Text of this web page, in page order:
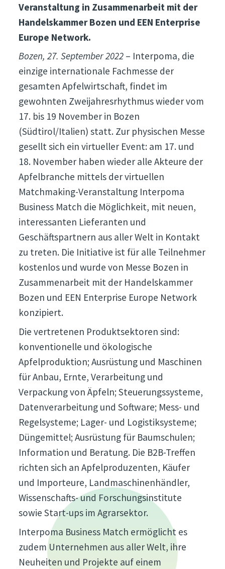
Veranstaltung in Zusammenarbeit mit der
Handelskammer Bozen und EEN Enterprise
Europe Network.
Bozen, 27. September 2022 – Interpoma, die
einzige internationale Fachmesse der
gesamten Apfelwirtschaft, findet im
gewohnten Zweijahresrhythmus wieder vom
17. bis 19 November in Bozen
(Südtirol/Italien) statt. Zur physischen Messe
gesellt sich ein virtueller Event: am 17. und
18. November haben wieder alle Akteure der
Apfelbranche mittels der virtuellen
Matchmaking-Veranstaltung Interpoma
Business Match die Möglichkeit, mit neuen,
interessanten Lieferanten und
Geschäftspartnern aus aller Welt in Kontakt
zu treten. Die Initiative ist für alle Teilnehmer
kostenlos und wurde von Messe Bozen in
Zusammenarbeit mit der Handelskammer
Bozen und EEN Enterprise Europe Network
konzipiert.
Die vertretenen Produktsektoren sind:
konventionelle und ökologische
Apfelproduktion; Ausrüstung und Maschinen
für Anbau, Ernte, Verarbeitung und
Verpackung von Äpfeln; Steuerungssysteme,
Datenverarbeitung und Software; Mess- und
Regelsysteme; Lager- und Logistiksysteme;
Düngemittel; Ausrüstung für Baumschulen;
Information und Beratung. Die B2B-Treffen
richten sich an Apfelproduzenten, Käufer
und Importeure, Landmaschinenhändler,
Wissenschafts- und Forschungsinstitute
sowie Start-ups im Agrarsektor.
Interpoma Business Match ermöglicht es
zudem Unternehmen aus aller Welt, ihre
Neuheiten und Projekte auf einem